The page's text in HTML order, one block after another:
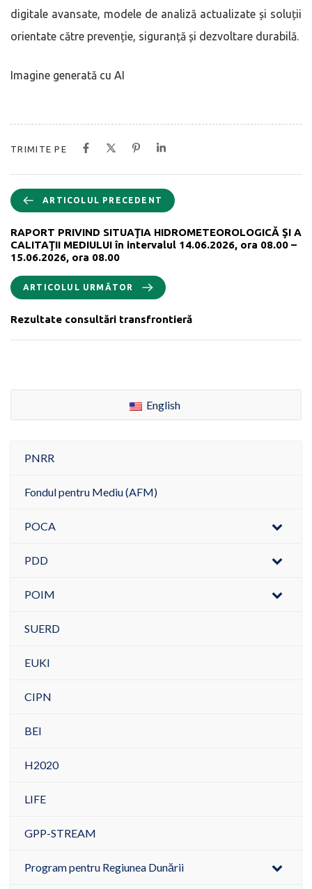
digitale avansate, modele de analiză actualizate și soluții
orientate către prevenție, siguranță și dezvoltare durabilă.
Imagine generată cu AI
TRIMITE PE
ARTICOLUL PRECEDENT
RAPORT PRIVIND SITUAŢIA HIDROMETEOROLOGICĂ ŞI A
CALITAŢII MEDIULUI în intervalul 14.06.2026, ora 08.00 –
15.06.2026, ora 08.00
ARTICOLUL URMĂTOR
Rezultate consultări transfrontieră
English
PNRR
Fondul pentru Mediu (AFM)
POCA
PDD
POIM
SUERD
EUKI
CIPN
BEI
H2020
LIFE
GPP-STREAM
Program pentru Regiunea Dunării